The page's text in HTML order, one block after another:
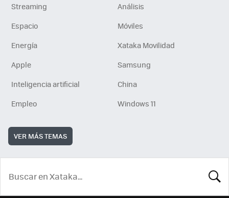
Streaming
Análisis
Espacio
Móviles
Energía
Xataka Movilidad
Apple
Samsung
Inteligencia artificial
China
Empleo
Windows 11
VER MÁS TEMAS